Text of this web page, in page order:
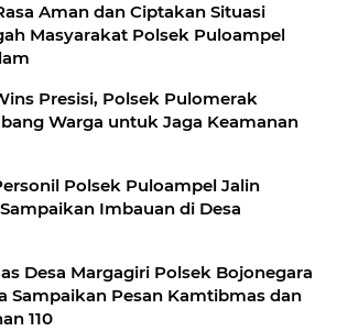
Aman dan Ciptakan Situasi
Masyarakat Polsek Puloampel
Presisi, Polsek Pulomerak
Warga untuk Jaga Keamanan
Polsek Puloampel Jalin
Imbauan di Desa
Desa Margagiri Polsek Bojonegara
Sampaikan Pesan Kamtibmas dan
110